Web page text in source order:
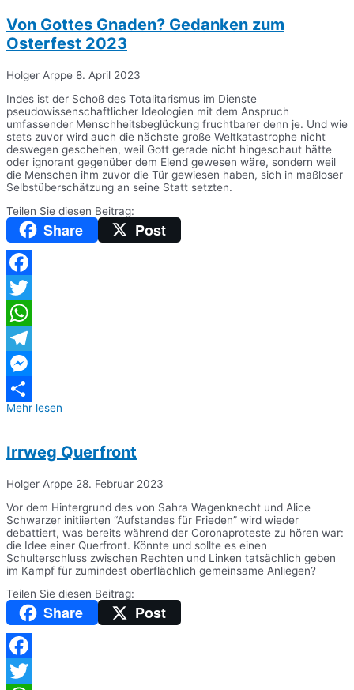
Von Gottes Gnaden? Gedanken zum
Osterfest 2023
Holger Arppe 8. April 2023
Indes ist der Schoß des Totalitarismus im Dienste
pseudowissenschaftlicher Ideologien mit dem Anspruch
umfassender Menschheitsbeglückung fruchtbarer denn je. Und wie
stets zuvor wird auch die nächste große Weltkatastrophe nicht
deswegen geschehen, weil Gott gerade nicht hingeschaut hätte
oder ignorant gegenüber dem Elend gewesen wäre, sondern weil
die Menschen ihm zuvor die Tür gewiesen haben, sich in maßloser
Selbstüberschätzung an seine Statt setzten.
Teilen Sie diesen Beitrag:
Share Post
Facebook
Twitter
WhatsApp
Telegram
Messenger
Teilen
Mehr lesen
Irrweg Querfront
Holger Arppe 28. Februar 2023
Vor dem Hintergrund des von Sahra Wagenknecht und Alice
Schwarzer initiierten “Aufstandes für Frieden” wird wieder
debattiert, was bereits während der Coronaproteste zu hören war:
die Idee einer Querfront. Könnte und sollte es einen
Schulterschluss zwischen Rechten und Linken tatsächlich geben
im Kampf für zumindest oberflächlich gemeinsame Anliegen?
Teilen Sie diesen Beitrag:
Share Post
Facebook